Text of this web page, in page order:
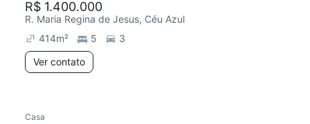
R$ 1.400.000
R. Maria Regina de Jesus, Céu Azul
414m² 5
3
Ver contato
Casa